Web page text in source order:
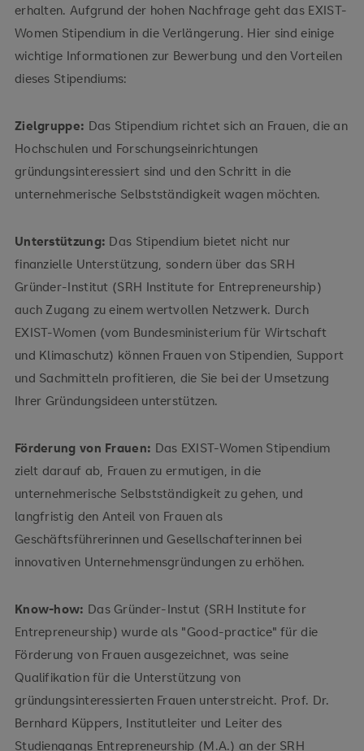
erhalten. Aufgrund der hohen Nachfrage geht das EXIST-
Women Stipendium in die Verlängerung. Hier sind einige
wichtige Informationen zur Bewerbung und den Vorteilen
dieses Stipendiums:
Zielgruppe: Das Stipendium richtet sich an Frauen, die an
Hochschulen und Forschungseinrichtungen
gründungsinteressiert sind und den Schritt in die
unternehmerische Selbstständigkeit wagen möchten.
Unterstützung: Das Stipendium bietet nicht nur
finanzielle Unterstützung, sondern über das SRH
Gründer-Institut (SRH Institute for Entrepreneurship)
auch Zugang zu einem wertvollen Netzwerk. Durch
EXIST-Women (vom Bundesministerium für Wirtschaft
und Klimaschutz) können Frauen von Stipendien, Support
und Sachmitteln profitieren, die Sie bei der Umsetzung
Ihrer Gründungsideen unterstützen.
Förderung von Frauen: Das EXIST-Women Stipendium
zielt darauf ab, Frauen zu ermutigen, in die
unternehmerische Selbstständigkeit zu gehen, und
langfristig den Anteil von Frauen als
Geschäftsführerinnen und Gesellschafterinnen bei
innovativen Unternehmensgründungen zu erhöhen.
Know-how: Das Gründer-Instut (SRH Institute for
Entrepreneurship) wurde als "Good-practice" für die
Förderung von Frauen ausgezeichnet, was seine
Qualifikation für die Unterstützung von
gründungsinteressierten Frauen unterstreicht. Prof. Dr.
Bernhard Küppers, Institutleiter und Leiter des
Studiengangs Entrepreneurship (M.A.) an der SRH